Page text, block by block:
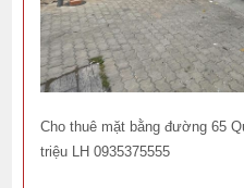
Cho thuê mặt bằng đường 65
triệu LH 0935375555